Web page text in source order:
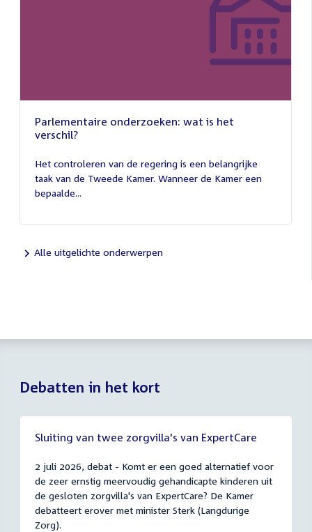
Parlementaire onderzoeken: wat is het
verschil?
juli
2026
Het controleren van de regering is een belangrijke
taak van de Tweede Kamer. Wanneer de Kamer een
bepaalde...
Alle uitgelichte onderwerpen
Debatten in het kort
Sluiting van twee zorgvilla's van ExpertCare
2 juli 2026, debat - Komt er een goed alternatief voor
de zeer ernstig meervoudig gehandicapte kinderen uit
de gesloten zorgvilla's van ExpertCare? De Kamer
debatteert erover met minister Sterk (Langdurige
Zorg).